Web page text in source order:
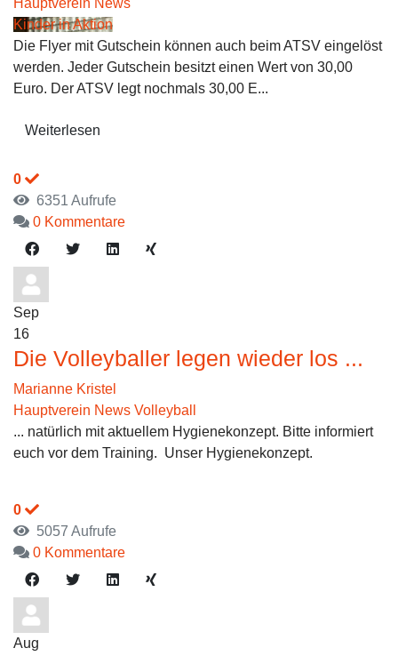
Hauptverein News
Kinder in Aktion
Die Flyer mit Gutschein können auch beim ATSV eingelöst
werden. Jeder Gutschein besitzt einen Wert von 30,00
Euro. Der ATSV legt nochmals 30,00 E...
Weiterlesen
0
6351 Aufrufe
0 Kommentare
Sep
16
Die Volleyballer legen wieder los ...
Marianne Kristel
Hauptverein News Volleyball
... natürlich mit aktuellem Hygienekonzept. Bitte informiert
euch vor dem Training. Unser Hygienekonzept.
0
5057 Aufrufe
0 Kommentare
Aug